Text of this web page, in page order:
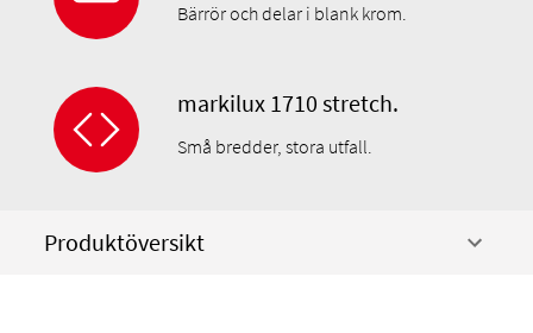
Bärrör och delar i blank krom.
markilux 1710 stretch.
Små bredder, stora utfall.
Produktöversikt